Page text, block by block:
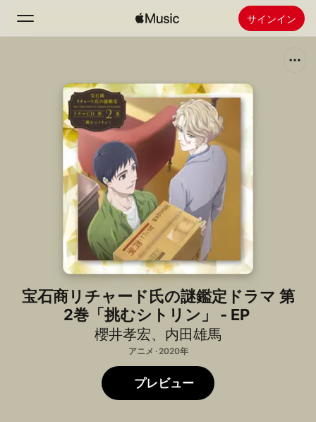
サインイン
新着おすすめ
ラジオ
Apple Musicをインストール
宝石商リチャード氏の謎鑑定ドラマ 第
2巻「挑むシトリン」 - EP
櫻井孝宏、 内田雄馬
アニメ · 2020年
プレビュー